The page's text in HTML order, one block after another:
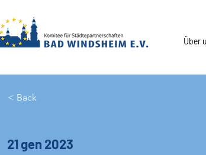
Über
< Back
21 gen 2023